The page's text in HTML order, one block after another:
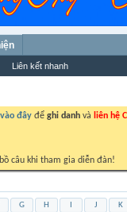
Liên kết nhanh
đây để ghi danh và liên hệ
câu khi tham gia diễn đàn!
G H J K